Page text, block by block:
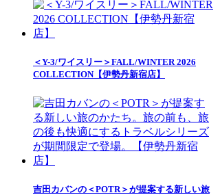
＜Y-3/ワイスリー＞FALL/WINTER 2026
COLLECTION【伊勢丹新宿店】
吉田カバンの＜POTR＞が提案する新しい旅